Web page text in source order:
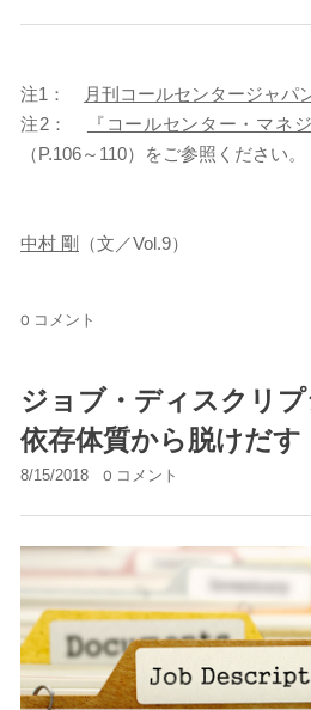
注1：
月刊コールセンタージャパ
注2：
『コールセンター・マネ
（P.106～110）をご参照ください。
中村 剛 （文／Vol.9）
0 コメント
ジョブ・ディスクリ
依存体質から脱けだす
8/15/2018 0 コメント